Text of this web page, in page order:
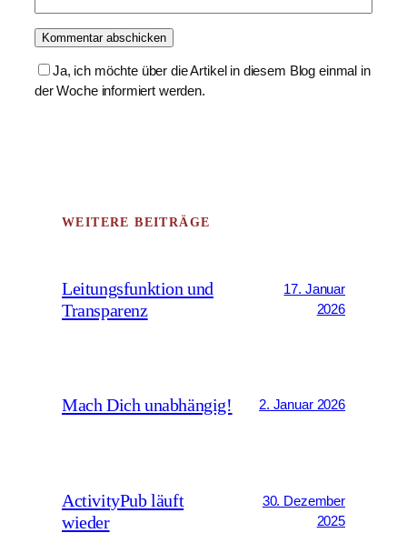
Ja, ich möchte über die Artikel in diesem Blog einmal in
der Woche informiert werden.
WEITERE BEITRÄGE
Leitungsfunktion und
Transparenz
17. Januar
2026
Mach Dich unabhängig! 2. Januar 2026
ActivityPub läuft
wieder
30. Dezember
2025